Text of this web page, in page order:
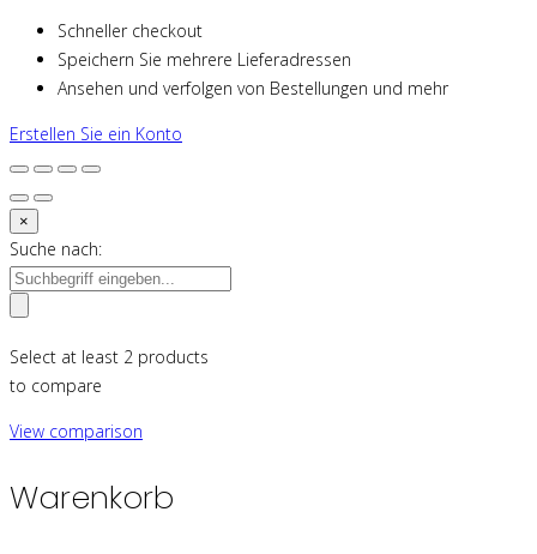
Schneller checkout
Speichern Sie mehrere Lieferadressen
Ansehen und verfolgen von Bestellungen und mehr
Erstellen Sie ein Konto
×
Suche nach:
Select at least 2 products
to compare
View comparison
Warenkorb